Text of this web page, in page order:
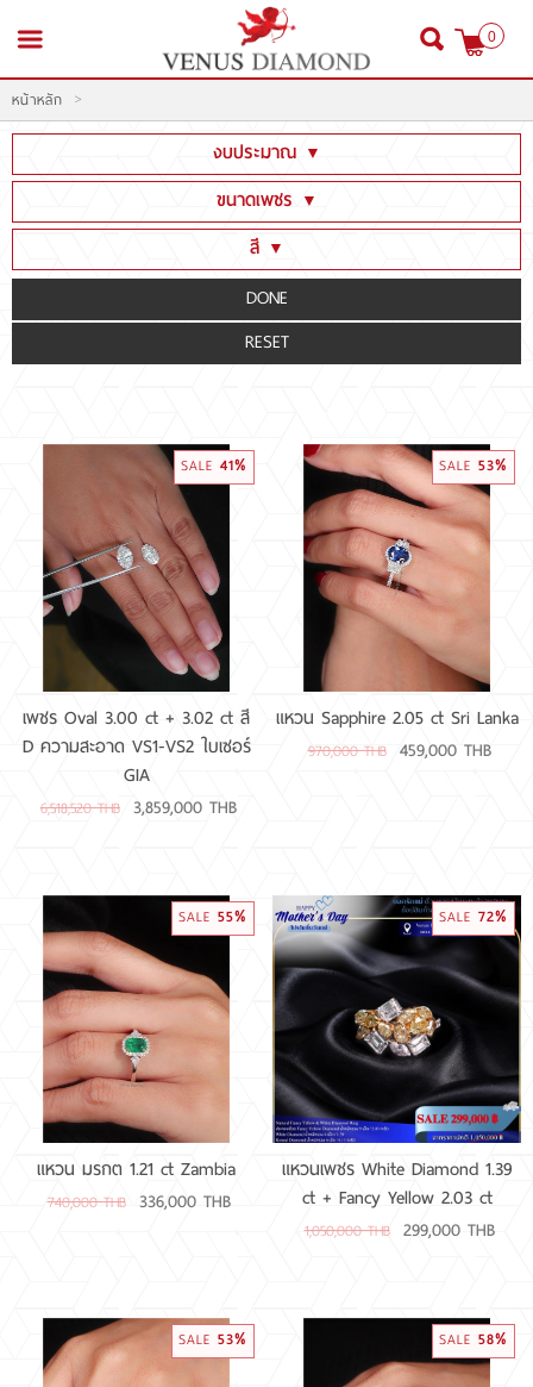
เข้าสู่ระบบ
หน้าหลัก
สินค้าประมูล
สั่งเพชร GIA นำเข้า
RARE DIAMOND
ติดต่อเรา
เกี่ยวกับเรา
รีวิวลูกค้า
0
หน้าหลัก >
งบประมาณ ▼
100,001 - 300,000
300,001 - 600,000
ขนาดเพชร ▼
1CT - 1.99CT
2CT - 2.99CT
3CT - 3.99CT
สี ▼
Fancy color[Green,Pink,Blue .etc]
D E F (น้ำ 100-99-98)(Colorless)
K-Z (น้ำ 93 และต่ำกว่า)
SALE 41%
เพชร Oval 3.00 ct + 3.02 ct สี
D ความสะอาด VS1-VS2 ใบเซอร์
GIA
6,518,520 THB 3,859,000 THB
SALE 53%
แหวน Sapphire 2.05 ct Sri Lanka
970,000 THB 459,000 THB
SALE 55%
แหวน มรกต 1.21 ct Zambia
740,000 THB 336,000 THB
SALE 72%
แหวนเพชร White Diamond 1.39
ct + Fancy Yellow 2.03 ct
1,050,000 THB 299,000 THB
SALE 53% SALE 58%